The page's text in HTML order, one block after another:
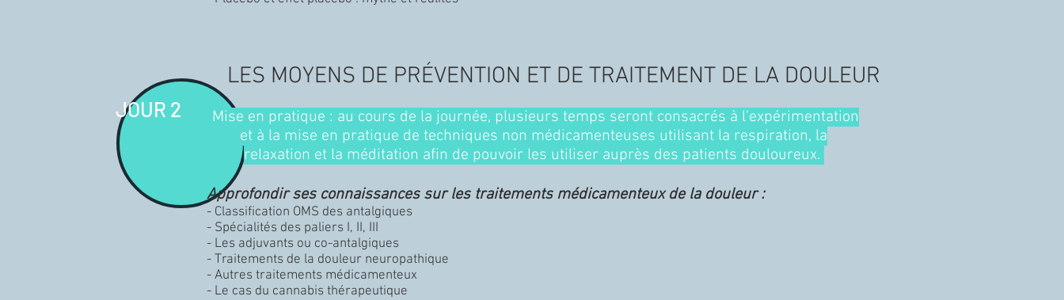
JOUR 2
LES MOYENS DE PRÉVENTION ET DE TRAITEMENT DE LA DOULEUR
Approfondir ses connaissances sur les traitements médicamenteux de la douleur :
- Classification OMS des antalgiques
- Spécialités des paliers I, II, III
- Les adjuvants ou co-antalgiques
- Traitements de la douleur neuropathique
- Autres traitements médicamenteux
- Le cas du cannabis thérapeutique
Mise en pratique : au cours de la journée, plusieurs temps seront consacrés à l'expérimentation
et à la mise en pratique de techniques non médicamenteuses utilisant la respiration, la
relaxation et la méditation afin de pouvoir les utiliser auprès des patients douloureux.